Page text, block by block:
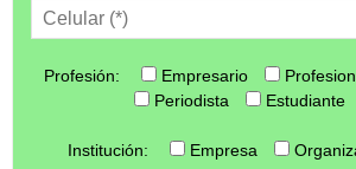
Profesión: Empresario
Periodista
Estudiante
Institución: Empresa